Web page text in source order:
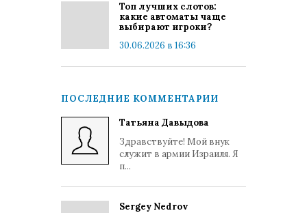
Топ лучших слотов:
какие автоматы чаще
выбирают игроки?
30.06.2026 в 16:36
ПОСЛЕДНИЕ КОММЕНТАРИИ
Татьяна Давыдова
Здравствуйте! Мой внук
служит в армии Израиля. Я
п...
Sergey Nedrov